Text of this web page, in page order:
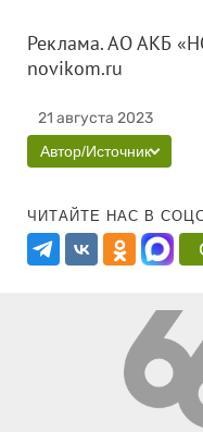
Реклама. АО АКБ
novikom.ru
21 августа 2023
Автор/Источник
ЧИТАЙТЕ НАС В